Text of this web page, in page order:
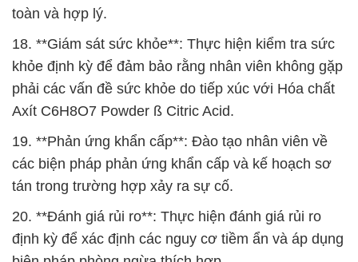
toàn và hợp lý.
18. **Giám sát sức khỏe**: Thực hiện kiểm tra sức
khỏe định kỳ để đảm bảo rằng nhân viên không gặp
phải các vấn đề sức khỏe do tiếp xúc với Hóa chất
Axít C6H8O7 Powder ß Citric Acid.
19. **Phản ứng khẩn cấp**: Đào tạo nhân viên về
các biện pháp phản ứng khẩn cấp và kế hoạch sơ
tán trong trường hợp xảy ra sự cố.
20. **Đánh giá rủi ro**: Thực hiện đánh giá rủi ro
định kỳ để xác định các nguy cơ tiềm ẩn và áp dụng